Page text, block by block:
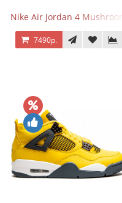
Nike Air Jordan 4 Mushroom
7490р.